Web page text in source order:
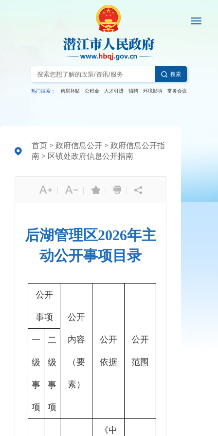
搜索
热门搜索： 购房补贴 公积金 人才引进 招聘 环境影响 常务会议
首页 > 政府信息公开 > 政府信息公开指
南 > 区镇处政府信息公开指南
| | | |
后湖管理区2026年主
动公开事项目录
公开
事项 公开
内容
（要
素）
公开
依据
公开
范围
一
级
事
项
二
级
事
项
《中